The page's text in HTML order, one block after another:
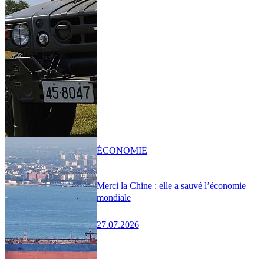
Merci la Chine : elle a sauvé l’économie
mondiale
27.07.2026
ÉCONOMIE